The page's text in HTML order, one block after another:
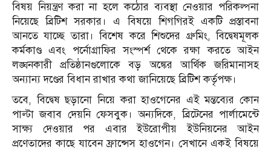
বিষয় নিয়ন্ত্রণ করা না হলে কঠোর ব্যবস্থা নেওয়ার পরিকল্পনা
নিয়েছে ব্রিটিশ সরকার। এ বিষয়ে শিগগিরই একটি প্রস্তাবনা
আনতে যাচ্ছে তারা। বিশেষ করে শিশুদের গ্রুমিং, বিদ্বেষমূলক
কর্মকাণ্ড এবং পর্নোগ্রাফির সংস্পর্শ থেকে রক্ষা করতে আইন
লঙ্ঘনকারী প্রতিষ্ঠানগুলোকে বড় অঙ্কের আর্থিক জরিমানাসহ
অন্যান্য দণ্ডের বিধান রাখার কথা জানিয়েছে ব্রিটিশ কর্তৃপক্ষ।
তবে, বিদ্বেষ ছড়ানো নিয়ে করা হাওগেনের এই মন্তব্যের কোন
পাল্টা জবাব দেয়নি ফেসবুক। অন্যদিকে, ব্রিটেনের পার্লামেন্টে
সাক্ষ্য দেওয়ার পর এবার ইউরোপীয় ইউনিয়নের আইন
প্রণেতাদের কাছে যাবেন ফ্রান্সেস হাওগেন। সেখানে একই বিষয়ে